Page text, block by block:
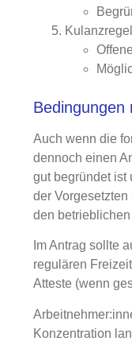
Bedingungen
Auch wenn die
dennoch einen
gut begründet ist
der
den
Im Antrag sollte
regulären
Atteste (wenn
Konzentration